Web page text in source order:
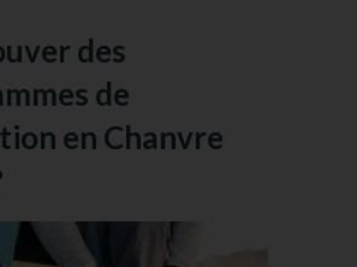
des
de
en Chanvre